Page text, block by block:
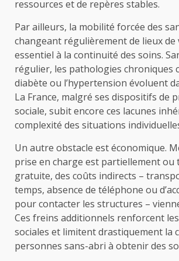
ressources et de repères stables.
Par ailleurs, la mobilité forcée des
changeant régulièrement de lieux de
essentiel à la continuité des soins.
régulier, les pathologies chroniques
diabète ou l’hypertension évoluent
La France, malgré ses dispositifs de
sociale, subit encore ces lacunes
complexité des situations
Un autre obstacle est économique.
prise en charge est partiellement ou
gratuite, des coûts indirects –
temps, absence de téléphone ou
pour contacter les structures –
Ces freins additionnels renforcent
sociales et limitent drastiquement la
personnes sans-abri à obtenir des